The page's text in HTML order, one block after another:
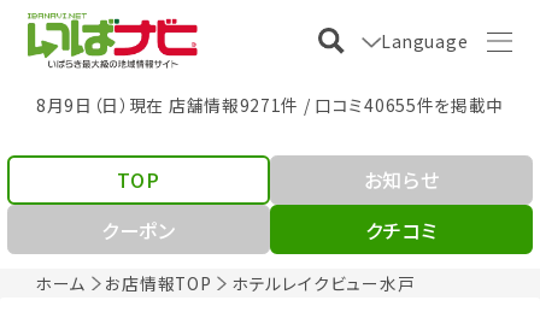
Language
8月9日（日）現在 店舗情報9271件 / 口コミ40655件を掲載中
ホーム お店情報TOP ホテルレイクビュー水戸
TOP
お知らせ
クーポン
クチコミ